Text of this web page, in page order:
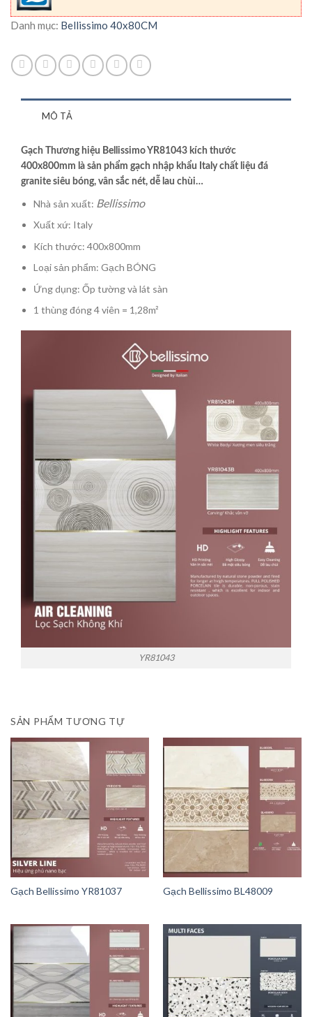
Danh mục: Bellissimo 40x80CM
MÔ TẢ
Gạch Thương hiệu Bellissimo YR81043 kích thước
400x800mm là sản phẩm gạch nhập khẩu Italy chất liệu đá
granite siêu bóng, vân sắc nét, dễ lau chùi…
Nhà sản xuất: Bellissimo
Xuất xứ: Italy
Kích thước: 400x800mm
Loại sản phẩm: Gạch BÓNG
Ứng dụng: Ốp tường và lát sàn
1 thùng đóng 4 viên = 1,28m²
YR81043
SẢN PHẨM TƯƠNG TỰ
Gạch Bellissimo YR81037 Gạch Bellissimo BL48009